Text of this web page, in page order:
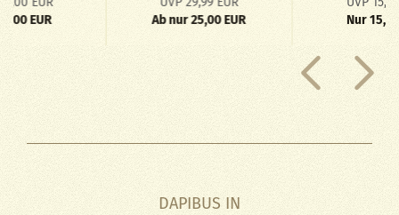
EUR
Ab nur 25,00 EUR
Nur
DAPIBUS IN